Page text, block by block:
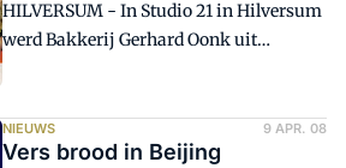
HILVERSUM - In Studio 21 in Hilversum
werd Bakkerij Gerhard Oonk uit
Enschede dinsdagavond 8 april
Eigenaar Marc Oonk was overdonderd.
'Hier hebben we 17 jaar naar toe gewerkt.
NIEUWS 9 APR. 08
Vers brood in Beijing